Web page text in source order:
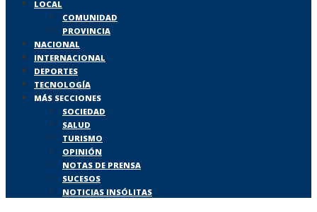
LOCAL
COMUNIDAD
PROVINCIA
NACIONAL
INTERNACIONAL
DEPORTES
TECNOLOGÍA
MÁS SECCIONES
SOCIEDAD
SALUD
TURISMO
OPINIÓN
NOTAS DE PRENSA
SUCESOS
NOTICIAS INSÓLITAS